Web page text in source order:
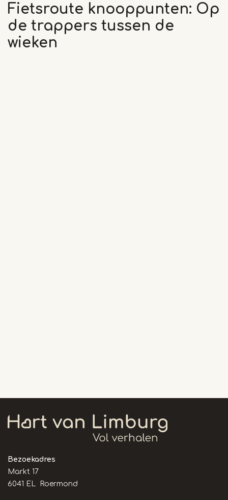
Fietsroute knooppunten: Op
de trappers tussen de
wieken
Bezoekadres
Markt 17
6041 EL Roermond